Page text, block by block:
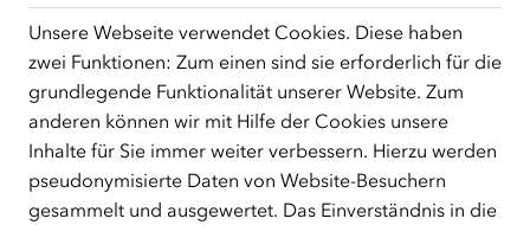
ÜBER UNS
Der Österreichische Integrationsfonds (ÖIF) ist ein Fonds der
Republik Österreich, der Flüchtlinge, subsidiär
Schutzberechtigte, Vertriebene sowie Zuwander/innen als
zentrale Anlaufstelle bei der Integration in Österreich
unterstützt.mehr
Unsere Webseite verwendet Cookies. Diese haben
zwei Funktionen: Zum einen sind sie erforderlich für die
grundlegende Funktionalität unserer Website. Zum
anderen können wir mit Hilfe der Cookies unsere
Inhalte für Sie immer weiter verbessern. Hierzu werden
pseudonymisierte Daten von Website-Besuchern
gesammelt und ausgewertet. Das Einverständnis in die